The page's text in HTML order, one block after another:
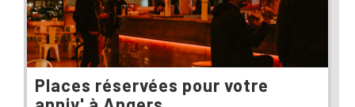
Places réservées pour votre